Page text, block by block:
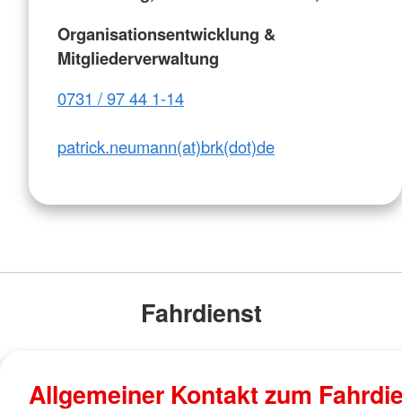
Organisationsentwicklung &
Mitgliederverwaltung
0731 / 97 44 1-14
patrick.neumann(at)brk(dot)de
Fahrdienst
Allgemeiner Kontakt zum